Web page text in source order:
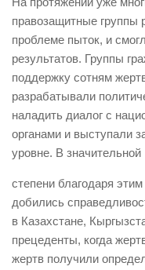
правозащитные группы
проблеме пыток, и
результатов. Группы
поддержку сотням
разрабатывали
наладить диалог с
органами и выступали
уровне. В значительной
степени благодаря
добились
в Казахстане,
прецеденты, когда
жертв получили